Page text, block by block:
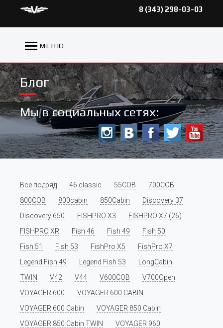
8 (343) 298-03-03
МЕНЮ
Блог
Мы в социальных сетях:
Все подряд 46 classic 55COB
700COB
800COB
800cabin 850Cabin
Discovery 37
Discovery 650
FISHPRO X3
FISHPRO X7 (26)
FISHPRO XR
Fish 46 Fish 49
Fish 50
Fish 51
Fish 53 FishPro X5
FishPro X7
Legend Fish 49
Legend Fish 53
LongCabin
TWIN
V42 V44 V600COB
V700Open
VOYAGER 600
VOYAGER 600 CABIN
VOYAGER 600 Cabin
VOYAGER 850 Cabin
VOYAGER 850 Cabin TWIN
VOYAGER 960